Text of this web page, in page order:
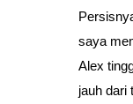
saya
Alex
jauh dari